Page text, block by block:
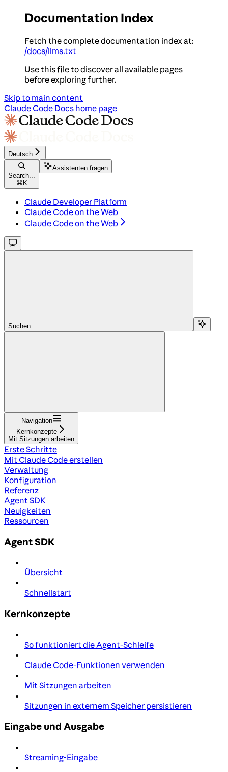
Documentation Index
Fetch the complete documentation index at:
/docs/llms.txt
Use this file to discover all available pages
before exploring further.
Skip to main content
Claude Code Docs home page
Deutsch
Search...
⌘ K
Assistenten fragen
Claude Developer Platform
Claude Code on the Web
Claude Code on the Web
Suchen...
Navigation
Kernkonzepte
Mit Sitzungen arbeiten
Erste Schritte
Mit Claude Code erstellen
Verwaltung
Konfiguration
Referenz
Agent SDK
Neuigkeiten
Ressourcen
Agent SDK
Übersicht
Schnellstart
Kernkonzepte
So funktioniert die Agent-Schleife
Claude Code-Funktionen verwenden
Mit Sitzungen arbeiten
Sitzungen in externem Speicher persistieren
Eingabe und Ausgabe
Streaming-Eingabe